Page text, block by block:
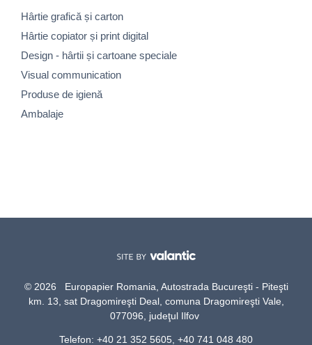
Hârtie grafică și carton
Hârtie copiator și print digital
Design - hârtii și cartoane speciale
Visual communication
Produse de igienă
Ambalaje
© 2026 Europapier Romania, Autostrada Bucureşti - Piteşti
km. 13, sat Dragomireşti Deal, comuna Dragomireşti Vale,
077096, judeţul Ilfov
Telefon: +40 21 352 5605, +40 741 048 480